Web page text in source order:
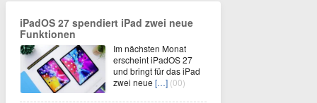
iPadOS 27 spendiert iPad zwei neue
Funktionen
Im nächsten Monat
erscheint iPadOS 27
und bringt für das iPad
zwei neue […] (00)